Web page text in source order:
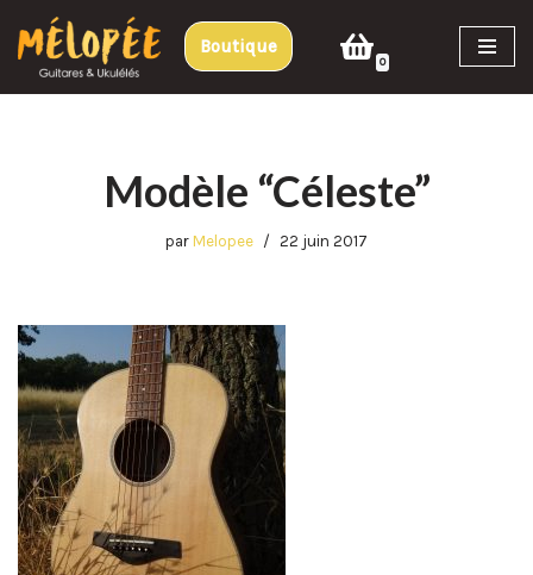
Aller
au
Boutique
0
Modèle “Céleste”
par Melopee 22 juin 2017